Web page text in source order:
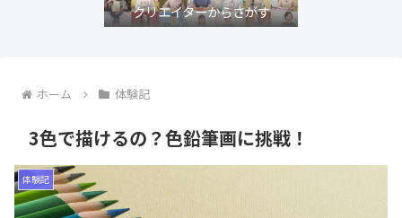
クリエイターからさがす
ホーム 体験記
3色で描けるの？色鉛筆画に挑戦！
体験記